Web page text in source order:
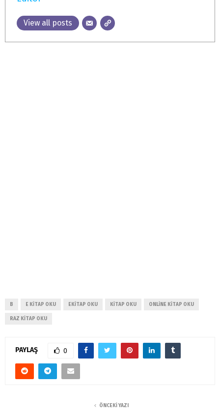
View all posts
B E KITAP OKU EKITAP OKU KITAP OKU ONLINE KITAP OKU
RAZ KITAP OKU
PAYLAŞ 0
ÖNCEKI YAZI